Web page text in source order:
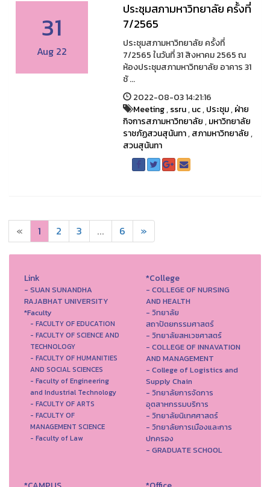
31
Aug 22
ประชุมสภามหาวิทยาลัย ครั้งที่
7/2565
ประชุมสภามหาวิทยาลัย ครั้งที่
7/2565 ในวันที่ 31 สิงหาคม 2565 ณ
ห้องประชุมสภามหาวิทยาลัย อาคาร 31
ชั ...
2022-08-03 14:21:16
Meeting,ssru,uc,ประชุม,ฝ่าย
กิจการสภามหาวิทยาลัย,มหาวิทยาลัย
ราชภัฏสวนสุนันทา,สภามหาวิทยาลัย,
สวนสุนันทา
« 1 2 3 ... 6 »
Link
- SUAN SUNANDHA
RAJABHAT UNIVERSITY
*Faculty
- FACULTY OF EDUCATION
- FACULTY OF SCIENCE AND
TECHNOLOGY
- FACULTY OF HUMANITIES
AND SOCIAL SCIENCES
- Faculty of Engineering
and Industrial Technology
- FACULTY OF ARTS
- FACULTY OF
MANAGEMENT SCIENCE
- Faculty of Law
*College
- COLLEGE OF NURSING
AND HEALTH
- วิทยาลัย
สถาปัตยกรรมศาสตร์
- วิทยาลัยสหเวชศาสตร์
- COLLEGE OF INNAVATION
AND MANAGEMENT
- College of Logistics and
Supply Chain
- วิทยาลัยการจัดการ
อุตสาหกรรมบริการ
- วิทยาลัยนิเทศศาสตร์
- วิทยาลัยการเมืองและการ
ปกครอง
- GRADUATE SCHOOL